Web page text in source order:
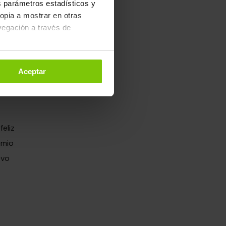
parámetros estadísticos y
a mostrar en otras
a través de
Cookies
Aceptar